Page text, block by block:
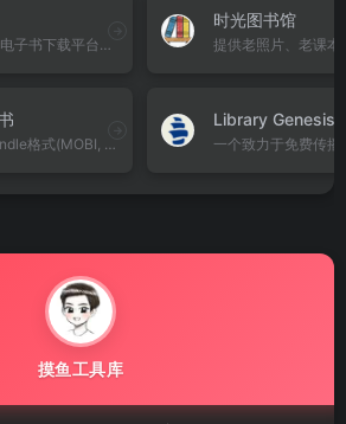
您理想的免费电子书下载平台，提供海量Kindle、EPUB、MOBI、AZW3、PDF格式电子书资源，永久免费。
时光图书馆
专注于提供Kindle格式(MOBI, AZW3)以及通用的EPUB, PDF, TXT电子书资源。
Library Genesis
摸鱼工具库